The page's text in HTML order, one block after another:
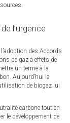
l’urgence
des Accords
de gaz à effets de
un terme à la
Aujourd’hui la
de biogaz lui
carbone tout en
le développement de